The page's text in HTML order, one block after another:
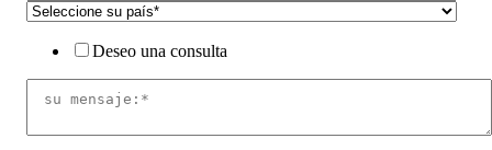
Deseo una consulta